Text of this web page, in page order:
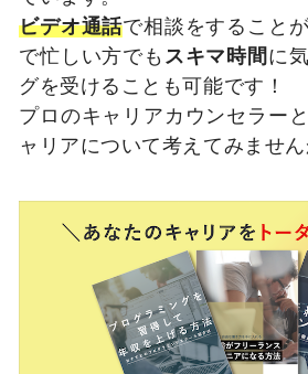
ビデオ通話で相談をすること
で忙しい方でも スキマ時間に
グを受けることも可能です！
プロのキャリアカウンセラー
ャリアについて考えてみません